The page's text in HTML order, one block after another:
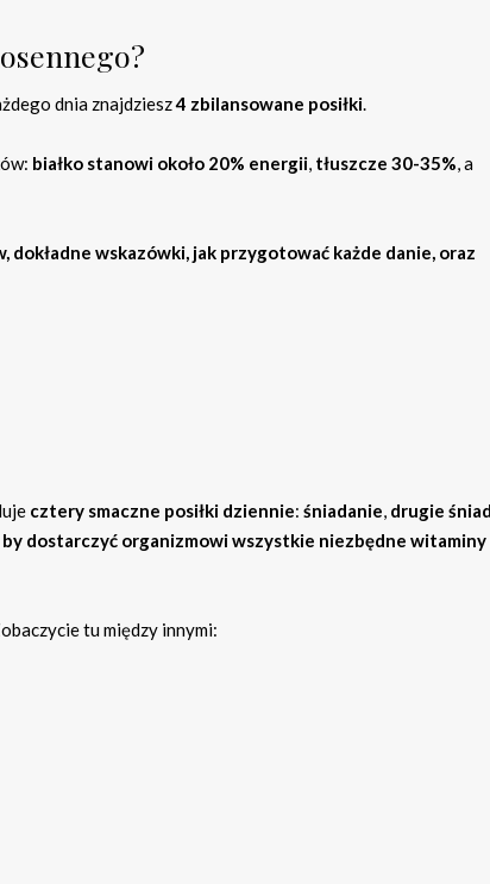
dnia znajdziesz4 zbilansowane posiłki.
białko stanowi około 20% energii, tłuszcze 30-35%, a
wskazówki, jak przygotować każde danie, oraz
cztery smaczne posiłki dziennie: śniadanie, drugie
dostarczyć organizmowi wszystkie niezbędne witaminy
tu między innymi: